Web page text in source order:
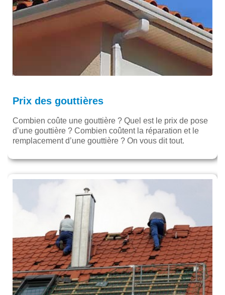
Prix des gouttières
Combien coûte une gouttière ? Quel est le prix de pose
d’une gouttière ? Combien coûtent la réparation et le
remplacement d’une gouttière ? On vous dit tout.